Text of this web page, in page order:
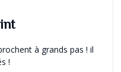
à grands pas ! il
!